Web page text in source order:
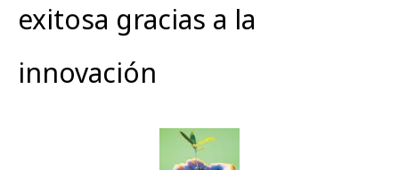
exitosa gracias a la
innovación